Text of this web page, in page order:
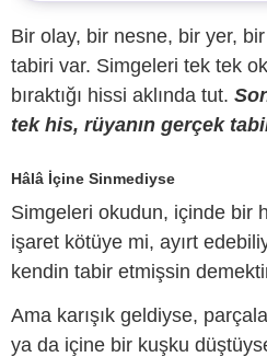
Bir olay, bir nesne, bir yer,
tabiri var. Simgeleri tek tek
bıraktığı hissi aklında tut.
tek his, rüyanın gerçek
Hâlâ İçine Sinmediyse
Simgeleri okudun, içinde bir
işaret kötüye mi, ayırt
kendin tabir etmişsin
Ama karışık geldiyse,
ya da içine bir kuşku